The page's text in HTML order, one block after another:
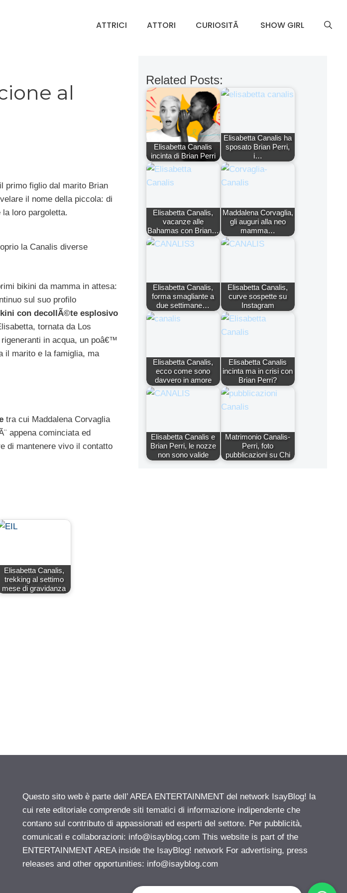
ATTRICI ATTORI CURIOSITÃ SHOW GIRL
al
primo figlio dal marito Brian
il nome della piccola: di
loro pargoletta.
la Canalis diverse
bikini da mamma in attesa:
sul suo profilo
con decollÃ©te esplosivo
tornata da Los
in acqua, un poâ€™
il marito e la famiglia, ma
tra cui Maddalena Corvaglia
appena cominciata ed
di mantenere vivo il contatto
Elisabetta Canalis,
trekking al settimo
mese di gravidanza
Related Posts:
Elisabetta Canalis
incinta di Brian Perri
Elisabetta Canalis ha
sposato Brian Perri,
i…
Elisabetta Canalis,
vacanze alle
Bahamas con Brian…
Maddalena Corvaglia,
gli auguri alla neo
mamma…
Elisabetta Canalis,
forma smagliante a
due settimane…
Elisabetta Canalis,
curve sospette su
Instagram
Elisabetta Canalis,
ecco come sono
davvero in amore
Elisabetta Canalis
incinta ma in crisi con
Brian Perri?
Elisabetta Canalis e
Brian Perri, le nozze
non sono valide
Matrimonio Canalis-
Perri, foto
pubblicazioni su Chi
Questo sito web è parte dell’ AREA ENTERTAINMENT del network IsayBlog! la
cui rete editoriale comprende siti tematici di informazione indipendente che
contano sul contributo di appassionati ed esperti del settore. Per pubblicità,
comunicati e collaborazioni: info@isayblog.com This website is part of the
ENTERTAINMENT AREA inside the IsayBlog! network For advertising, press
releases and other opportunities: info@isayblog.com